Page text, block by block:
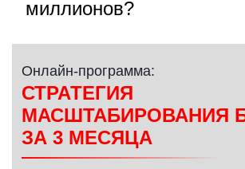
миллионов?
Онлайн-программа:
СТРАТЕГИЯ
МАСШТАБИРОВАНИЯ
ЗА 3 МЕСЯЦА